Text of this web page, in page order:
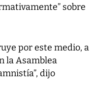
sobre
por este medio, a
la Asamblea
dijo